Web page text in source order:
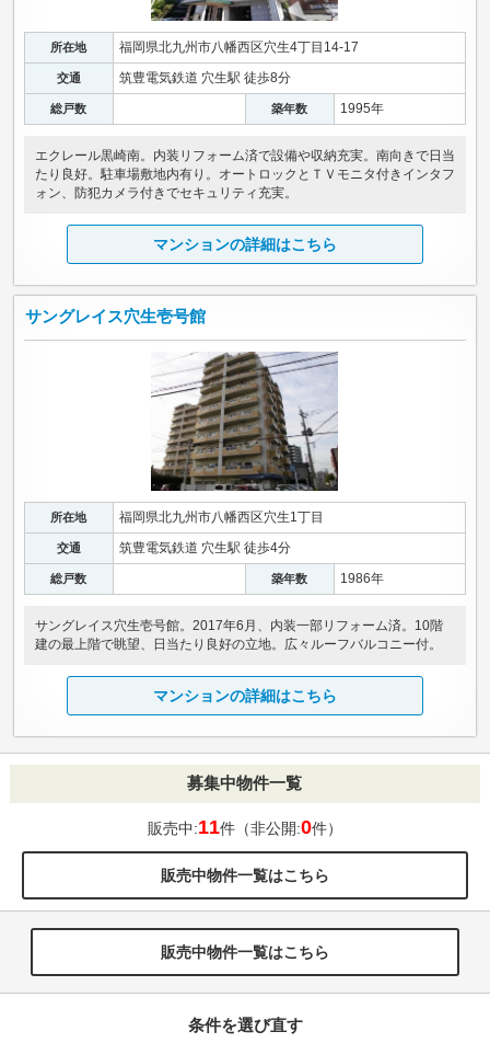
所在地 福岡県北九州市八幡西区穴生4丁目14-17
交通 筑豊電気鉄道 穴生駅 徒歩8分
総戸数 築年数 1995年
エクレール黒崎南。内装リフォーム済で設備や収納充実。南向きで日当
たり良好。駐車場敷地内有り。オートロックとＴＶモニタ付きインタフ
ォン、防犯カメラ付きでセキュリティ充実。
マンションの詳細はこちら
サングレイス穴生壱号館
所在地 福岡県北九州市八幡西区穴生1丁目
交通 筑豊電気鉄道 穴生駅 徒歩4分
総戸数 築年数 1986年
サングレイス穴生壱号館。2017年6月、内装一部リフォーム済。10階
建の最上階で眺望、日当たり良好の立地。広々ルーフバルコニー付。
マンションの詳細はこちら
募集中物件一覧
販売中:11件（非公開:0件）
販売中物件一覧はこちら
販売中物件一覧はこちら
条件を選び直す